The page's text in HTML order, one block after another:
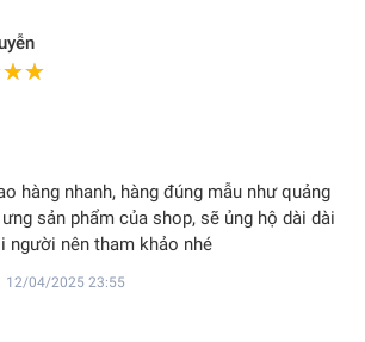
hàng nhanh, hàng đúng mẫu như quảng
sản phẩm của shop, sẽ ủng hộ dài dài
người nên tham khảo nhé
12/04/2025 23:55